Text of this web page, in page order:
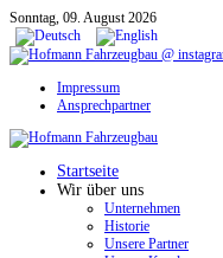
Sonntag, 09. August 2026
Impressum
Ansprechpartner
Startseite
Wir über uns
Unternehmen
Historie
Unsere Partner